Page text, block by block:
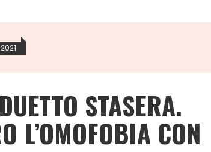
STASERA.
L’OMOFOBIA CON